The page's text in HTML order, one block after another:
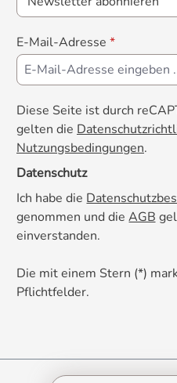
E-Mail-Adresse *
Diese Seite ist durch
gelten die
Nutzungsbedingungen.
Datenschutz
Ich habe die
genommen und die AGB
einverstanden.
Die mit einem Stern (*)
Pflichtfelder.